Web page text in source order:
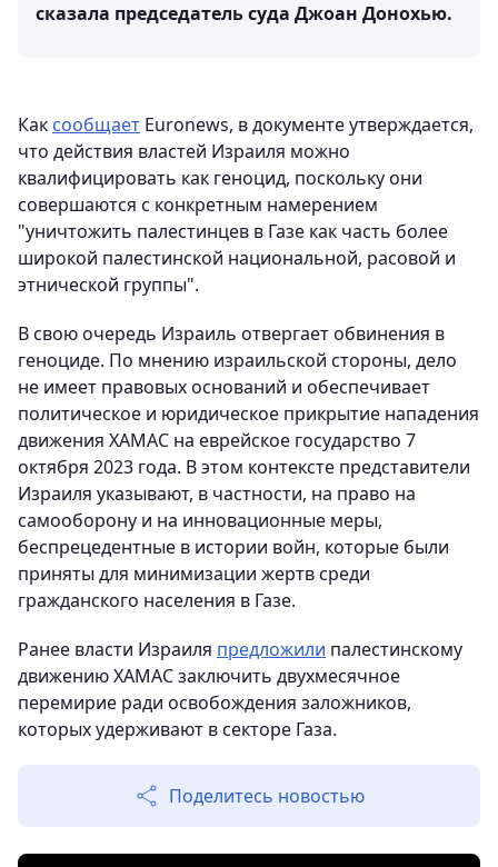
сказала председатель суда Джоан Донохью.
Как сообщает Еuronews, в документе утверждается,
что действия властей Израиля можно
квалифицировать как геноцид, поскольку они
совершаются с конкретным намерением
"уничтожить палестинцев в Газе как часть более
широкой палестинской национальной, расовой и
этнической группы".
В свою очередь Израиль отвергает обвинения в
геноциде. По мнению израильской стороны, дело
не имеет правовых оснований и обеспечивает
политическое и юридическое прикрытие нападения
движения ХАМАС на еврейское государство 7
октября 2023 года. В этом контексте представители
Израиля указывают, в частности, на право на
самооборону и на инновационные меры,
беспрецедентные в истории войн, которые были
приняты для минимизации жертв среди
гражданского населения в Газе.
Ранее власти Израиля предложили палестинскому
движению ХАМАС заключить двухмесячное
перемирие ради освобождения заложников,
которых удерживают в секторе Газа.
Поделитесь новостью